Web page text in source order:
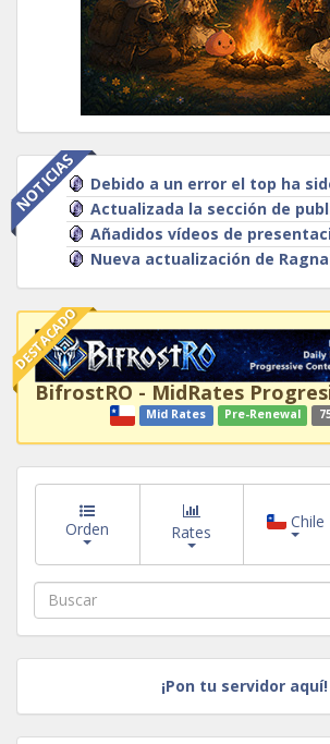
NOTICIAS
Debido a un error el top ha
Actualizada la sección de
Añadidos vídeos de
Nueva actualización de
DESTACADO
BifrostRO - MidRates
Mid Rates Pre-Renewal
Orden Rates
Chile
¡Pon tu servidor aquí!